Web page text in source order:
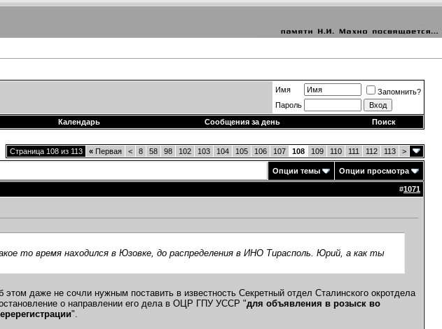
Имя
Запомнить?
Пароль
Календарь Сообщения за день Поиск
Страница 108 из 113 « Первая < 8 58 98 102 103 104 105 106 107 108 109 110 111 112 113 >
Опции темы Опции просмотра
#1071
то время находился в Юзовке, до распределения в ИНО Тирасполь. Юрий, а как ты
даже не сочли нужным поставить в известность Секретный отдел Сталинского окротдела
о направлении его дела в ОЦР ГПУ УССР "для объявления в розыск во
".